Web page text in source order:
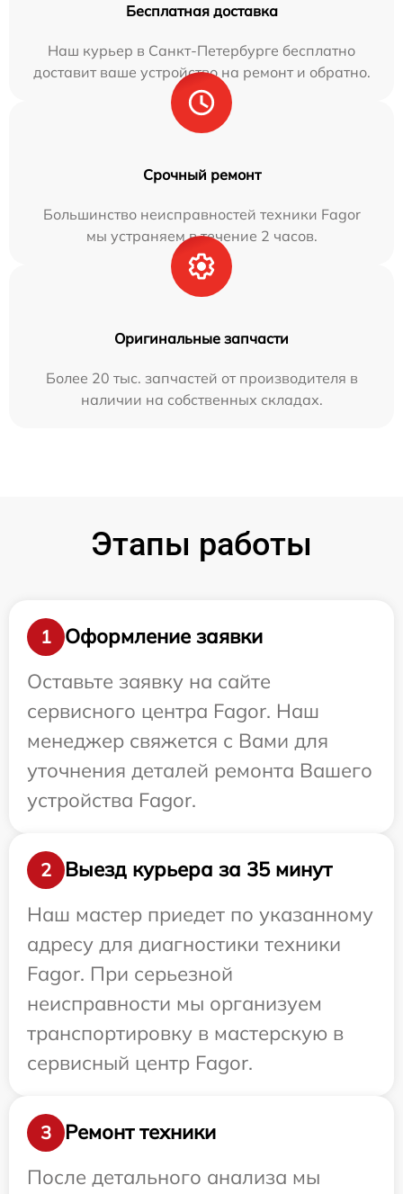
Бесплатная доставка
Наш курьер в Санкт-Петербурге бесплатно
доставит ваше устройство на ремонт и обратно.
Срочный ремонт
Большинство неисправностей техники Fagor
мы устраняем в течение 2 часов.
Оригинальные запчасти
Более 20 тыс. запчастей от производителя в
наличии на собственных складах.
Этапы работы
1
Оформление заявки
Оставьте заявку на сайте
сервисного центра Fagor. Наш
менеджер свяжется с Вами для
уточнения деталей ремонта Вашего
устройства Fagor.
2
Выезд курьера за 35 минут
Наш мастер приедет по указанному
адресу для диагностики техники
Fagor. При серьезной
неисправности мы организуем
транспортировку в мастерскую в
сервисный центр Fagor.
3
Ремонт техники
После детального анализа мы